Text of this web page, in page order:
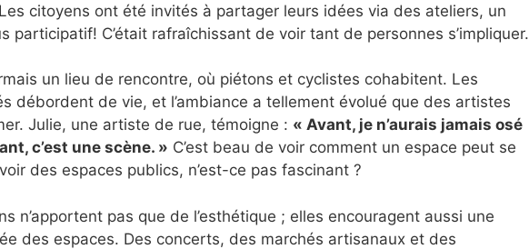
citoyens ont été invités à partager leurs idées via des ateliers, un
participatif! C’était rafraîchissant de voir tant de personnes s’impliquer.
un lieu de rencontre, où piétons et cyclistes cohabitent. Les
débordent de vie, et l’ambiance a tellement évolué que des artistes
Julie, une artiste de rue, témoigne : « Avant, je n’aurais jamais osé
c’est une scène. » C’est beau de voir comment un espace peut se
des espaces publics, n’est-ce pas fascinant ?
n’apportent pas que de l’esthétique ; elles encouragent aussi une
des espaces. Des concerts, des marchés artisanaux et des